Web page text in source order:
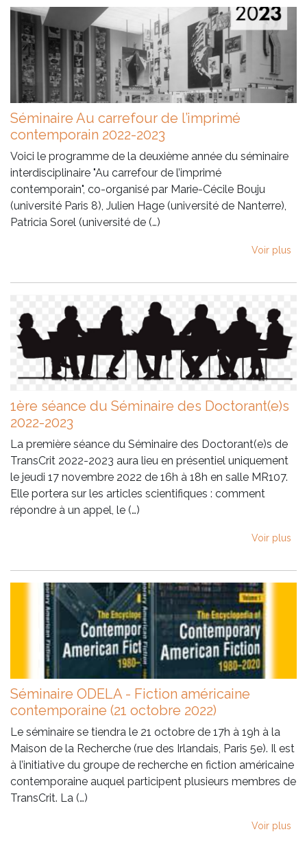
Séminaire Au carrefour de l’imprimé
contemporain 2022-2023
Voici le programme de la deuxième année du séminaire
interdisciplinaire "Au carrefour de l’imprimé
contemporain", co-organisé par Marie-Cécile Bouju
(université Paris 8), Julien Hage (université de Nanterre),
Patricia Sorel (université de (…)
Voir plus
1ère séance du Séminaire des Doctorant(e)s
2022-2023
La première séance du Séminaire des Doctorant(e)s de
TransCrit 2022-2023 aura lieu en présentiel uniquement
le jeudi 17 novembre 2022 de 16h à 18h en salle MR107.
Elle portera sur les articles scientifiques : comment
répondre à un appel, le (…)
Voir plus
Séminaire ODELA - Fiction américaine
contemporaine (21 octobre 2022)
Le séminaire se tiendra le 21 octobre de 17h à 19h à la
Maison de la Recherche (rue des Irlandais, Paris 5e). Il est
à l’initiative du groupe de recherche en fiction américaine
contemporaine auquel participent plusieurs membres de
TransCrit. La (…)
Voir plus